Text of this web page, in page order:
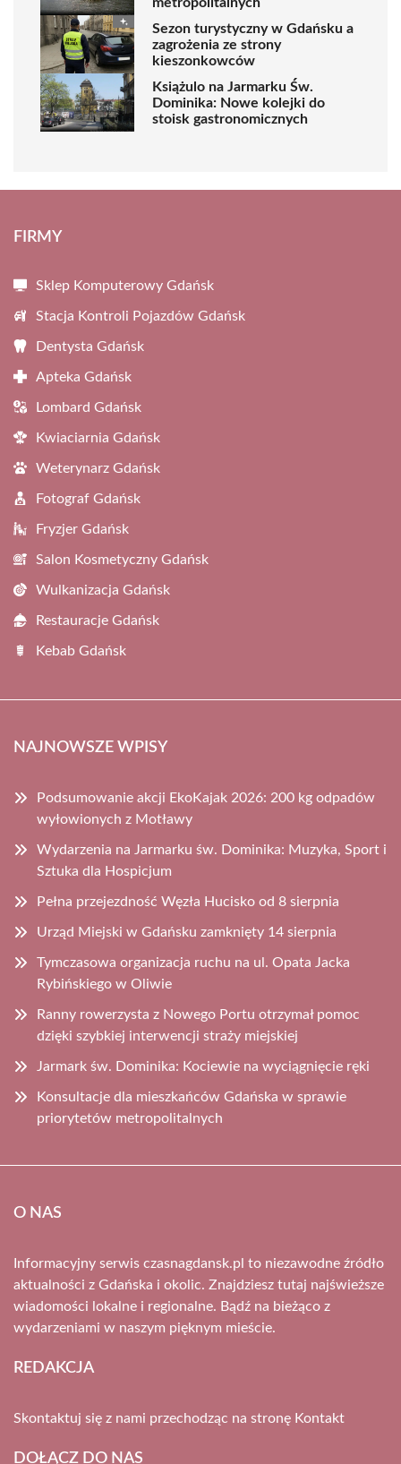
Sezon turystyczny w Gdańsku a
zagrożenia ze strony
kieszonkowców
Książulo na Jarmarku Św.
Dominika: Nowe kolejki do
stoisk gastronomicznych
FIRMY
Sklep Komputerowy Gdańsk
Stacja Kontroli Pojazdów Gdańsk
Dentysta Gdańsk
Apteka Gdańsk
Lombard Gdańsk
Kwiaciarnia Gdańsk
Weterynarz Gdańsk
Fotograf Gdańsk
Fryzjer Gdańsk
Salon Kosmetyczny Gdańsk
Wulkanizacja Gdańsk
Restauracje Gdańsk
Kebab Gdańsk
NAJNOWSZE WPISY
Podsumowanie akcji EkoKajak 2026: 200 kg odpadów
wyłowionych z Motławy
Wydarzenia na Jarmarku św. Dominika: Muzyka, Sport i
Sztuka dla Hospicjum
Pełna przejezdność Węzła Hucisko od 8 sierpnia
Urząd Miejski w Gdańsku zamknięty 14 sierpnia
Tymczasowa organizacja ruchu na ul. Opata Jacka
Rybińskiego w Oliwie
Ranny rowerzysta z Nowego Portu otrzymał pomoc
dzięki szybkiej interwencji straży miejskiej
Jarmark św. Dominika: Kociewie na wyciągnięcie ręki
Konsultacje dla mieszkańców Gdańska w sprawie
priorytetów metropolitalnych
O NAS
Informacyjny serwis czasnagdansk.pl to niezawodne źródło
aktualności z Gdańska i okolic. Znajdziesz tutaj najświeższe
wiadomości lokalne i regionalne. Bądź na bieżąco z
wydarzeniami w naszym pięknym mieście.
REDAKCJA
Skontaktuj się z nami przechodząc na stronę Kontakt
DOŁĄCZ DO NAS